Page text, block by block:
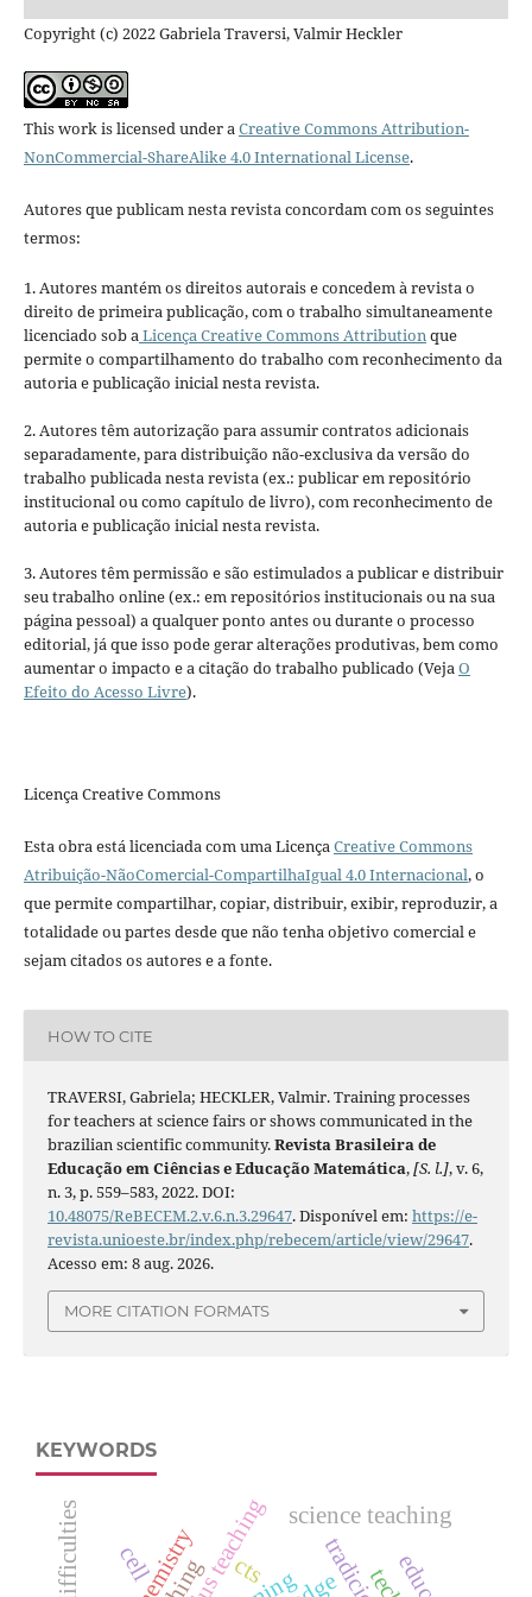
Copyright (c) 2022 Gabriela Traversi, Valmir Heckler
This work is licensed under aCreative Commons Attribution-
NonCommercial-ShareAlike 4.0 International License.
Autores que publicam nesta revista concordam com os seguintes
termos:
1. Autores mantém os direitos autorais e concedem à revista o
direito de primeira publicação, com o trabalho simultaneamente
licenciado sob aLicença Creative Commons Attributionque
permite o compartilhamento do trabalho com reconhecimento da
autoria e publicação inicial nesta revista.
2. Autores têm autorização para assumir contratos adicionais
separadamente, para distribuição não-exclusiva da versão do
trabalho publicada nesta revista (ex.: publicar em repositório
institucional ou como capítulo de livro), com reconhecimento de
autoria e publicação inicial nesta revista.
3. Autores têm permissão e são estimulados a publicar e distribuir
seu trabalho online (ex.: em repositórios institucionais ou na sua
página pessoal) a qualquer ponto antes ou durante o processo
editorial, já que isso pode gerar alterações produtivas, bem como
aumentar o impacto e a citação do trabalho publicado (VejaO
Efeito do Acesso Livre).
Licença Creative Commons
Esta obra está licenciada com uma LicençaCreative Commons
Atribuição-NãoComercial-CompartilhaIgual 4.0 Internacional, o
que permite compartilhar, copiar, distribuir, exibir, reproduzir, a
totalidade ou partes desde que não tenha objetivo comercial e
sejam citados os autores e a fonte.
HOW TO CITE
TRAVERSI, Gabriela; HECKLER, Valmir. Training processes
for teachers at science fairs or shows communicated in the
brazilian scientific community.Revista Brasileira de
Educação em Ciências e Educação Matemática,[S. l.], v. 6,
n. 3, p. 559–583, 2022. DOI:
10.48075/ReBECEM.2.v.6.n.3.29647. Disponível em: https://e-
revista.unioeste.br/index.php/rebecem/article/view/29647.
Acesso em: 8 aug. 2026.
MORE CITATION FORMATS
KEYWORDS
cell
science teaching
cts